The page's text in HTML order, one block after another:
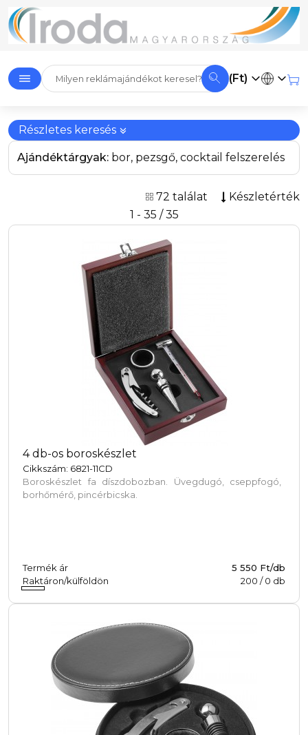
(Ft)
Részletes keresés
Ajándéktárgyak: bor, pezsgő, cocktail felszerelés
72 találat
Készletérték
1 - 35 / 35
4 db-os boroskészlet
Cikkszám: 6821-11CD
Boroskészlet fa díszdobozban. Üvegdugó, cseppfogó,
borhőmérő, pincérbicska.
Termék ár
5 550 Ft/db
Raktáron/külföldön
200 /0 db